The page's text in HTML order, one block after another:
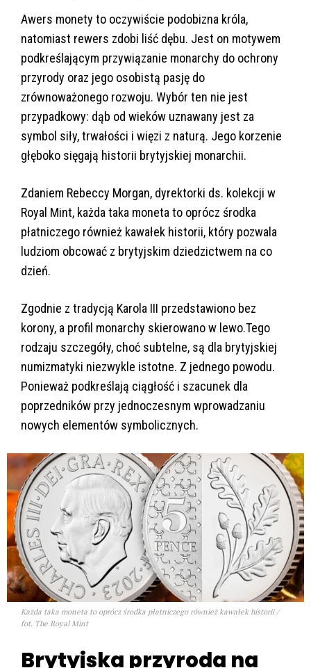
Awers monety to oczywiście podobizna króla,
natomiast rewers zdobi liść dębu. Jest on motywem
podkreślającym przywiązanie monarchy do ochrony
przyrody oraz jego osobistą pasję do
zrównoważonego rozwoju. Wybór ten nie jest
przypadkowy: dąb od wieków uznawany jest za
symbol siły, trwałości i więzi z naturą. Jego korzenie
głęboko sięgają historii brytyjskiej monarchii.
Zdaniem Rebeccy Morgan, dyrektorki ds. kolekcji w
Royal Mint, każda taka moneta to oprócz środka
płatniczego również kawałek historii, który pozwala
ludziom obcować z brytyjskim dziedzictwem na co
dzień.
Zgodnie z tradycją Karola III przedstawiono bez
korony, a profil monarchy skierowano w lewo.Tego
rodzaju szczegóły, choć subtelne, są dla brytyjskiej
numizmatyki niezwykle istotne. Z jednego powodu.
Ponieważ podkreślają ciągłość i szacunek dla
poprzedników przy jednoczesnym wprowadzaniu
nowych elementów symbolicznych.
Każda taka moneta to oprócz środka płatniczego również kawałek historii /
fot. The Royal Mint
Brytyjska przyroda na